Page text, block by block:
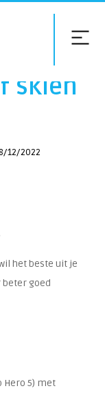
skiën
12/2022
het beste uit je
beter goed
Hero 5) met